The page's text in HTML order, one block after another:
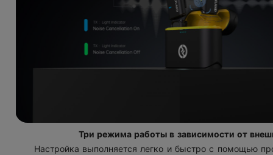
Три режима работы в зависимости от
Настройка выполняется легко и быстро с помощью